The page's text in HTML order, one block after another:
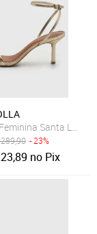
Santa Lolla
289,90 - 23%
no Pix